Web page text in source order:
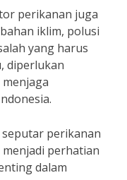
perikanan juga
iklim, polusi
yang harus
diperlukan
perikanan
perhatian
dalam